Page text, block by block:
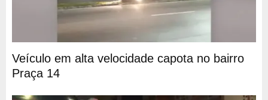
Veículo em alta velocidade capota no bairro
Praça 14